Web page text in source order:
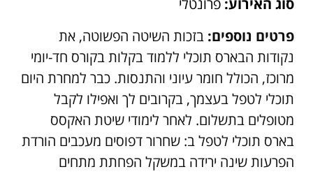
פרטים נוספים: בזכות השיטה הפשוטה, את
נקודות הבארס תוכלי ללמוד בקלות בקורס חד-יומי
מרוכז, הכולל חומר עיוני והתנסות. כבר למחרת היום
תוכלי לטפל בעצמך, בקרובים לך ואפילו לקבל
מטופלים בתשלום. לאחר לימודי שיטת האקסס
בארס תוכלי לטפל ב: שחרור דפוסים מעכבים הורדת
הפרעות שינה ירידה במשקל הפחתת מתחים